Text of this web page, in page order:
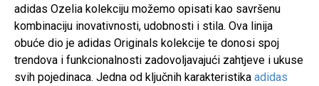
adidas Ozelia kolekciju možemo opisati kao savršenu
kombinaciju inovativnosti, udobnosti i stila. Ova linija
obuće dio je adidas Originals kolekcije te donosi spoj
trendova i funkcionalnosti zadovoljavajući zahtjeve i ukuse
svih pojedinaca. Jedna od ključnih karakteristika adidas